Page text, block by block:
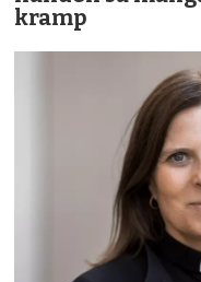
kramp